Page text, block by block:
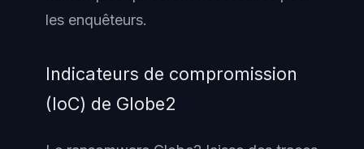
les enquêteurs.
Indicateurs de compromission
(IoC) de Globe2